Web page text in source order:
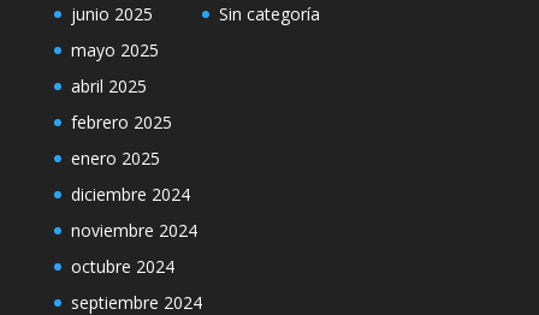
junio 2025
mayo 2025
abril 2025
febrero 2025
enero 2025
diciembre 2024
noviembre 2024
octubre 2024
septiembre 2024
Sin categoría